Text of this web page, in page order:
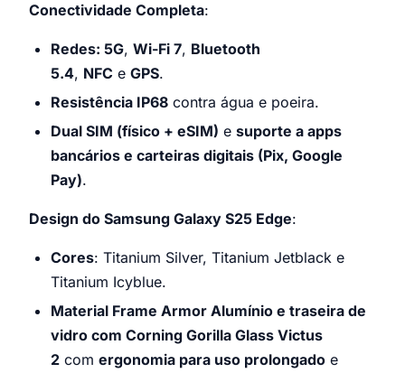
Conectividade Completa:
Redes: 5G, Wi-Fi 7, Bluetooth
5.4, NFC e GPS.
Resistência IP68 contra água e poeira.
Dual SIM (físico + eSIM) e suporte a apps
bancários e carteiras digitais (Pix, Google
Pay).
Design do Samsung Galaxy S25 Edge:
Cores: Titanium Silver, Titanium Jetblack e
Titanium Icyblue.
Material Frame Armor Alumínio e traseira de
vidro com Corning Gorilla Glass Victus
2 com ergonomia para uso prolongado e